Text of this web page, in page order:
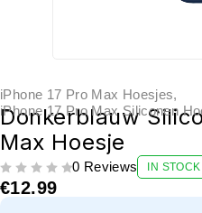
iPhone 17 Pro Max Hoesjes,
iPhone 17 Pro Max Siliconen
Donkerblauw
Max Hoesje
0 Reviews IN STOCK
€12.99